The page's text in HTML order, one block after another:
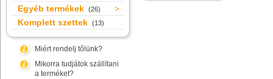
Egyéb termékek (26)
Komplett szettek (13)
Miért rendelj tőlünk?
Mikorra tudjátok szállítani
a terméket?